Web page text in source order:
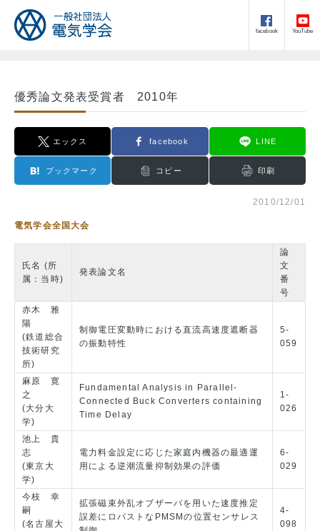
facebook YouTube
優秀論文発表受賞者 2010年
エックス facebook LINE
ブックマーク コピー 印刷
2010/12/01
電気学会全国大会
氏名 (所
属：当時)
発表論文名
論
文
番
号
赤木 雅
陽
(鉄道総合
技術研究
所)
制御電圧変動時における直流高速度遮断器
の振動特性
5-
059
麻原 寛
之
(大分大
学)
Fundamental Analysis in Parallel-
Connected Buck Converters containing
Time Delay
1-
026
池上 貴
志
(東京大
学)
電力料金設定に応じた家庭内機器の最適運
用による逆潮流量抑制効果の評価
6-
029
今枝 幸
嗣
(名古屋大
拡張磁束外乱オブザーバを用いた速度推定
誤差にロバストなPMSMの位置センサレス
4-
098